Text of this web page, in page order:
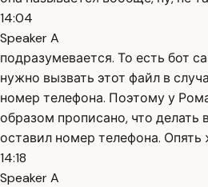
14:04
Speaker A
подразумевается. То есть бот
нужно вызвать этот файл в
номер телефона. Поэтому у
образом прописано, что делать
оставил номер телефона. Опять
14:18
Speaker A